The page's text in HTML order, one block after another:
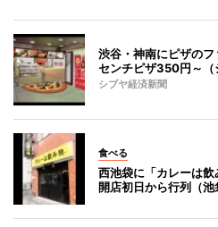
渋谷・神南にピザの
センチピザ350円～（
シブヤ経済新聞
食べる
西池袋に「カレーは
開店初日から行列（池